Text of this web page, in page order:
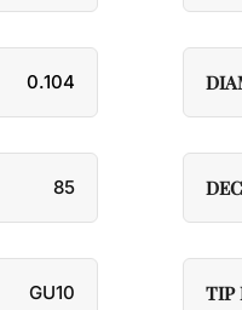
0.104
85
GU10 TIP